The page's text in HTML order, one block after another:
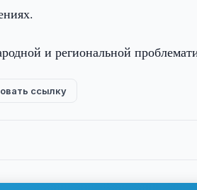
и региональной
ссылку